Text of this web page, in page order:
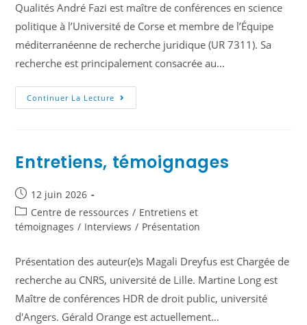
Qualités André Fazi est maître de conférences en science
politique à l’Université de Corse et membre de l’Équipe
méditerranéenne de recherche juridique (UR 7311). Sa
recherche est principalement consacrée au…
Continuer La Lecture
Entretiens, témoignages
12 juin 2026
Centre de ressources / Entretiens et
témoignages / Interviews / Présentation
Présentation des auteur(e)s Magali Dreyfus est Chargée de
recherche au CNRS, université de Lille. Martine Long est
Maître de conférences HDR de droit public, université
d'Angers. Gérald Orange est actuellement…